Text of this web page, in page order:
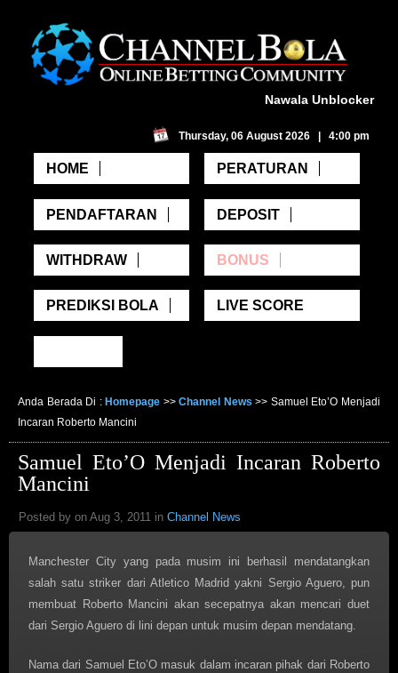
Nawala Unblocker
Thursday, 06 August 2026 | 4:00 pm
HOME PERATURAN
PENDAFTARAN DEPOSIT
WITHDRAW BONUS
PREDIKSI BOLA LIVE SCORE
Anda Berada Di :Homepage >>Channel News >> Samuel Eto’O Menjadi
Incaran Roberto Mancini
Samuel Eto’O Menjadi Incaran Roberto
Mancini
Posted by on Aug 3, 2011 in Channel News
Manchester City yang pada musim ini berhasil mendatangkan
salah satu striker dari Atletico Madrid yakni Sergio Aguero, pun
membuat Roberto Mancini akan secepatnya akan mencari duet
dari Sergio Aguero di lini depan untuk musim depan mendatang.
Nama dari Samuel Eto’O masuk dalam incaran pihak dari Roberto